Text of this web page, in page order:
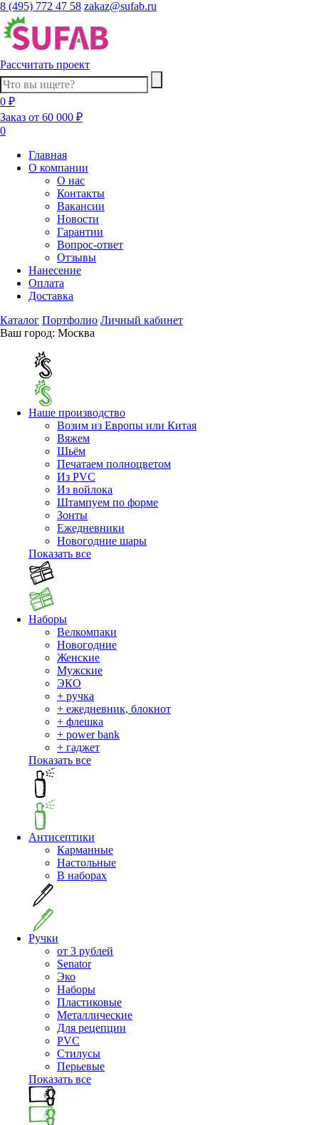
8 (495) 772 47 58 zakaz@sufab.ru
Рассчитать проект
0 ₽
Заказ от 60 000 ₽
0
Главная
О компании
О нас
Контакты
Вакансии
Новости
Гарантии
Вопрос-ответ
Отзывы
Нанесение
Оплата
Доставка
Каталог Портфолио Личный кабинет
Ваш город: Москва
Наше производство
Возим из Европы или Китая
Вяжем
Шьём
Печатаем полноцветом
Из PVC
Из войлока
Штампуем по форме
Зонты
Ежедневники
Новогодние шары
Показать все
Наборы
Велкомпаки
Новогодние
Женские
Мужские
ЭКО
+ ручка
+ ежедневник, блокнот
+ флешка
+ power bank
+ гаджет
Показать все
Антисептики
Карманные
Настольные
В наборах
Ручки
от 3 рублей
Senator
Эко
Наборы
Пластиковые
Металлические
Для рецепции
PVC
Стилусы
Перьевые
Показать все